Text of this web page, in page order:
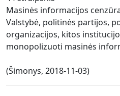
Masinės informacijos
Valstybė, politinės partijos,
organizacijos, kitos
monopolizuoti masinės
(Šimonys, 2018-11-03)